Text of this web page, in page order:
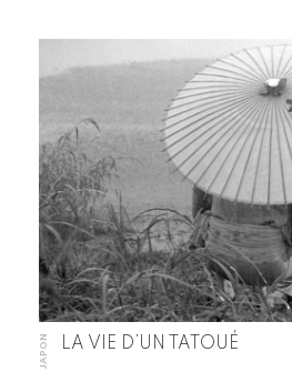
JAPON LA VIE D’UN TATOUÉ